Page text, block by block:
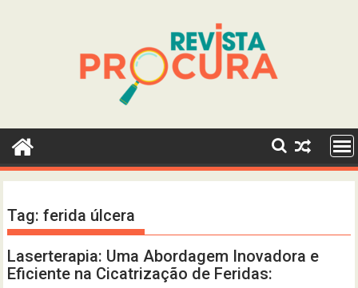
Tag:ferida úlcera
Laserterapia: Uma Abordagem Inovadora e
Eficiente na Cicatrização de Feridas: